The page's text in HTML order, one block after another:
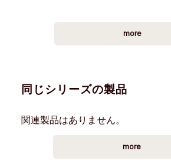
more
同じシリーズの製品
関連製品はありません。
more